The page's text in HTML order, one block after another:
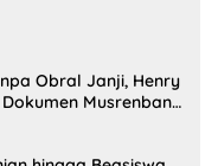
Obral Janji, Henry
Musrenbang